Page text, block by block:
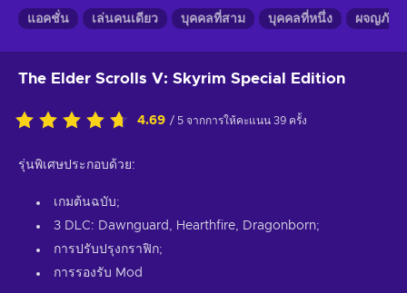
แอคชั่น เล่นคนเดียว บุคคลที่สาม บุคคลที่หนึ่ง ผจญภัย
The Elder Scrolls V: Skyrim Special Edition
4.69 / 5 จากการให้คะแนน 39 ครั้ง
รุ่นพิเศษประกอบด้วย:
เกมต้นฉบับ;
3 DLC: Dawnguard, Hearthfire, Dragonborn;
การปรับปรุงกราฟิก;
การรองรับ Mod